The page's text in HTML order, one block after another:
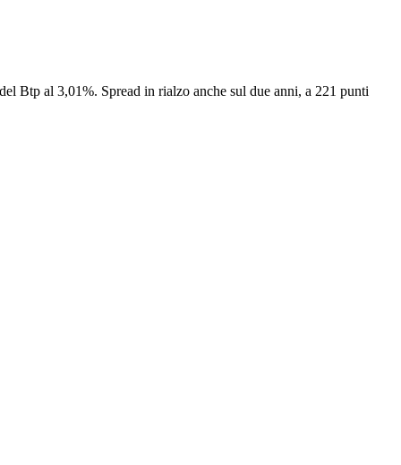
Btp al 3,01%. Spread in rialzo anche sul due anni, a 221 punti